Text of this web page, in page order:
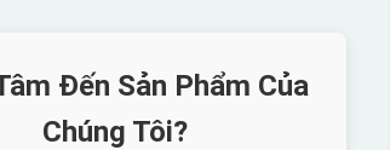
Đến Sản Phẩm Của
Chúng Tôi?